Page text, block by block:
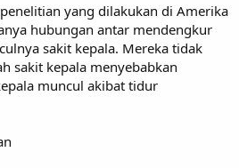
yang dilakukan di Amerika
hubungan antar mendengkur
sakit kepala. Mereka tidak
sakit kepala menyebabkan
muncul akibat tidur